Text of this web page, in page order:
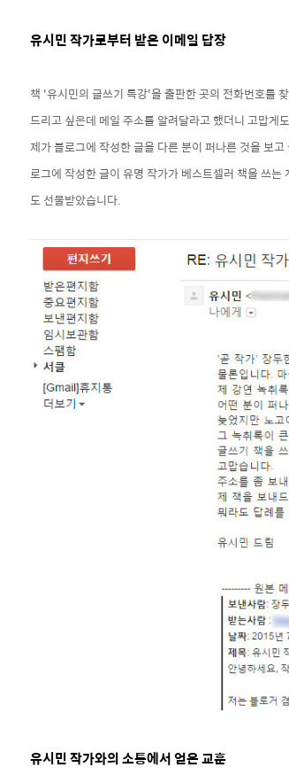
유시민 작가로부터 받은 이메일 답장
책 '유시민의 글쓰기 특강'을 출판한 곳의 전화번호를
드리고 싶은데 메일 주소를 알려달라고 했더니 고맙게
제가 블로그에 작성한 글을 다른 분이 퍼나른 것을 보
로그에 작성한글이 유명 작가가 베스트셀러 책을 쓰
도 선물받았습니다.
유시민 작가와의 소통에서 얻은 교훈